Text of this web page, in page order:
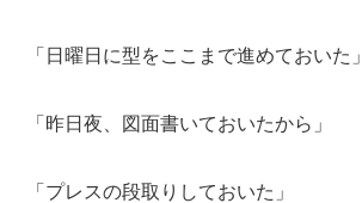
「日曜日に型をここまで進めておいた」
「昨日夜、図面書いておいたから」
「プレスの段取りしておいた」